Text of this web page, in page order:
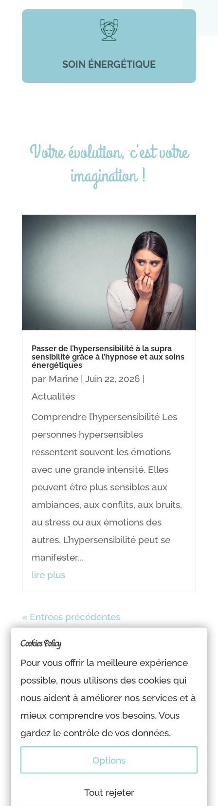
SOIN ÉNERGÉTIQUE
Votre évolution, c’est votre
imagination !
Passer de l’hypersensibilité à la supra
sensibilité grâce à l’hypnose et aux soins
énergétiques
par Marine| Juin 22, 2026
Actualités
Comprendre l’hypersensibilité Les
personnes hypersensibles
ressentent souvent les émotions
avec une grande intensité. Elles
peuvent être plus sensibles aux
ambiances, aux conflits, aux bruits,
au stress ou aux émotions des
autres. L’hypersensibilité peut se
manifester...
lire plus
« Entrées précédentes
Se libérer de la blessure du rejet grâce à
l’hypnose & soin énergétique
Cookies Policy
Pour vous offrir la meilleure expérience
possible, nous utilisons des cookies qui
nous aident à améliorer nos services et à
mieux comprendre vos besoins. Vous
gardez le contrôle de vos données.
Options
Tout rejeter